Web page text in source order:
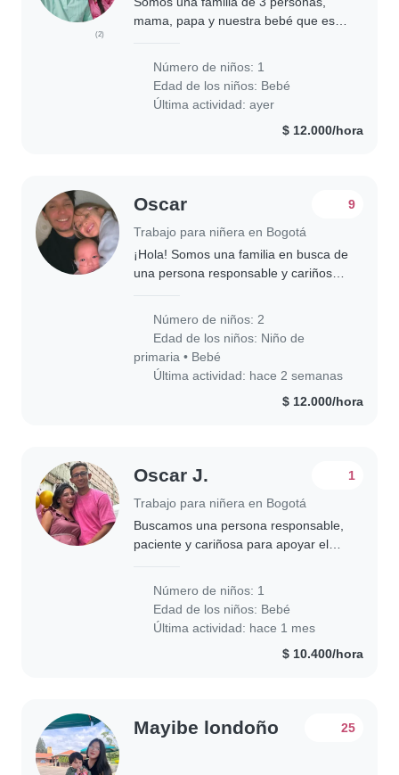
(2)
mama, papa y nuestra bebé que es
pilar en..
Número de niños: 1
Edad de los niños: Bebé
Última actividad: ayer
$ 12.000/hora
Oscar
Trabajo para niñera en Bogotá
9
¡Hola! Somos una familia en busca de
una persona responsable y cariñosa
Número de niños: 2
Edad de los niños: Niño de
primaria • Bebé
Última actividad: hace 2 semanas
$ 12.000/hora
Oscar J.
Trabajo para niñera en Bogotá
1
Buscamos una persona responsable,
paciente y cariñosa para apoyar el
durante..
Número de niños: 1
Edad de los niños: Bebé
Última actividad: hace 1 mes
$ 10.400/hora
Mayibe londoño 25